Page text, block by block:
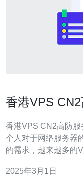
香港VPS
香港VPS CN2高防服务器简介 在当今数
个人对于网络服务器
的需求，越来越多的
受关注。 VPS CN2高防服务器是一种基于云计算技术的虚
2025年3月1日